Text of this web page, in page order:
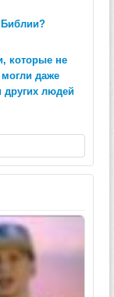
которые не
могли даже
других людей